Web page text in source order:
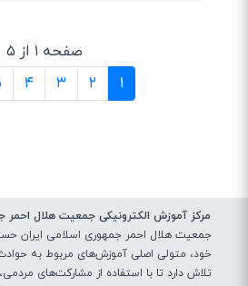
صفحه ۱ از ۵
۱
(current) ۲ ۳ ۴
مرکز آموزش الکترونیکی جمعیت هلال احمر
جمعیت هلال احمر جمهوری اسلامی ایران
خود، متولی اصلی آموزش‌های مربوط به
تلاش دارد تا با استفاده از مشارکت‌های